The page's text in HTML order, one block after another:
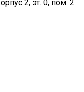
2, эт. 0, пом. 2